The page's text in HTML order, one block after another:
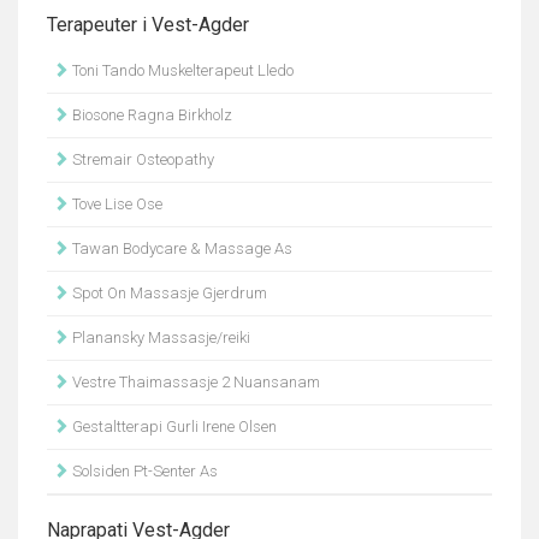
Terapeuter i Vest-Agder
Toni Tando Muskelterapeut Lledo
Biosone Ragna Birkholz
Stremair Osteopathy
Tove Lise Ose
Tawan Bodycare & Massage As
Spot On Massasje Gjerdrum
Planansky Massasje/reiki
Vestre Thaimassasje 2 Nuansanam
Gestaltterapi Gurli Irene Olsen
Solsiden Pt-Senter As
Naprapati Vest-Agder